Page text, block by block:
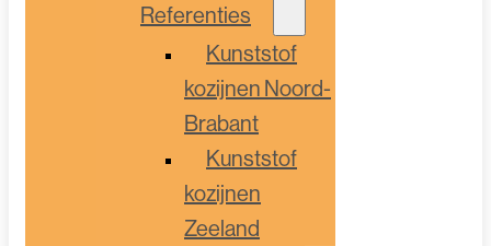
Referenties
Kunststof
kozijnen Noord-
Brabant
Kunststof
kozijnen
Zeeland